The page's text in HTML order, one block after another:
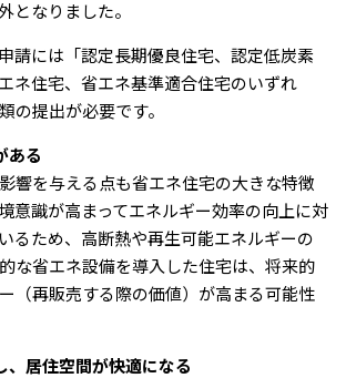
となりました。
請には「認定長期優良住宅、認定低炭素
ネ住宅、省エネ基準適合住宅のいずれ
の提出が必要です。
ある
響を与える点も省エネ住宅の大きな特徴
意識が高まってエネルギー効率の向上に対
るため、高断熱や再生可能エネルギーの
な省エネ設備を導入した住宅は、将来的
（再販売する際の価値）が高まる可能性
、居住空間が快適になる